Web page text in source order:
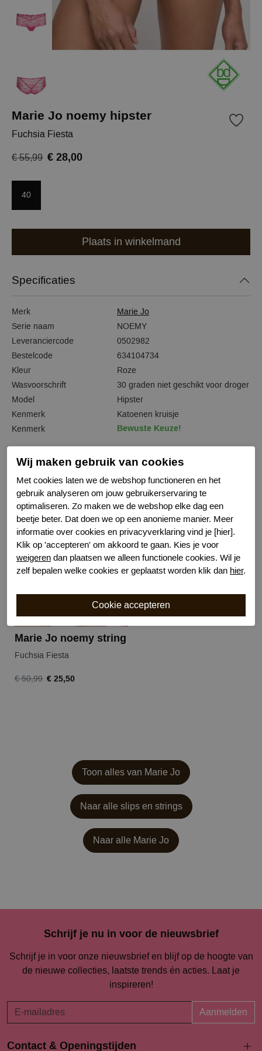
Marie Jo noemy hipster
Fuchsia Fiesta
€ 55,99 € 28,00
40
Plaats in winkelmand
Specificaties
Merk
Marie Jo
Serie naam
NOEMY
Leveranciercode
0502982
Bestelcode
634104734
Kleur
Roze
Wasvoorschrift
30 graden niet geschikt voor droger
Model
Hipster
Kenmerk
Katoenen kruisje
Kenmerk
Bewuste Keuze!
Gerelateerde producten
-50%
Marie Jo noemy string
Fuchsia Fiesta
€ 50,99 € 25,50
Toon alles van Marie Jo
Naar alle slips en strings
Naar alle Marie Jo
Schrijf je nu in voor de nieuwsbrief
Schrijf je in voor onze nieuwsbrief en blijf op de hoogte van
de nieuwe collecties, laatste trends én acties. Laat je
inspireren!
Aanmelden
Contact & Openingstijden
Wij maken gebruik van cookies
Met cookies laten we de webshop functioneren en het
gebruik analyseren om jouw gebruikerservaring te
optimaliseren. Zo maken we de webshop elke dag een
beetje beter. Dat doen we op een anonieme manier. Meer
informatie over cookies en privacyverklaring vind je [hier].
Klik op 'accepteren' om akkoord te gaan. Kies je voor
weigeren dan plaatsen we alleen functionele cookies. Wil je
zelf bepalen welke cookies er geplaatst worden klik dan hier.